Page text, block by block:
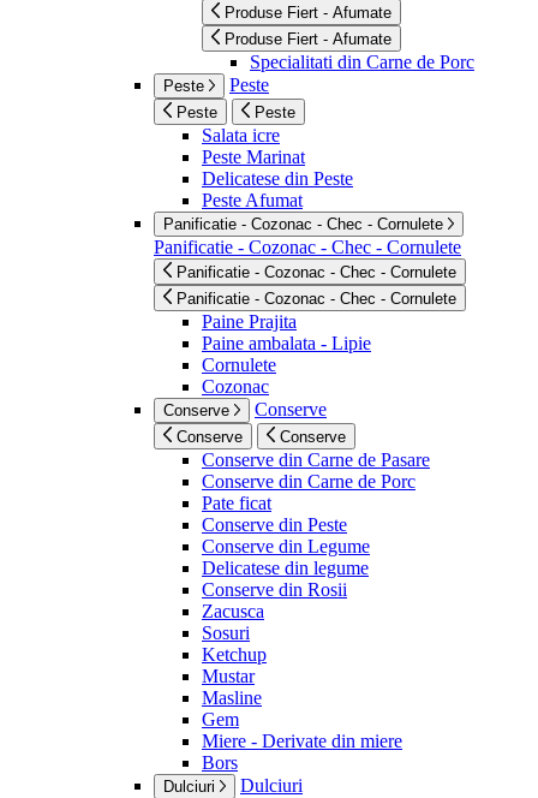
Produse Fiert - Afumate
Produse Fiert - Afumate
Specialitati din Carne de Porc
Peste Peste
Peste Peste
Salata icre
Peste Marinat
Delicatese din Peste
Peste Afumat
Panificatie - Cozonac - Chec - Cornulete
Panificatie - Cozonac - Chec - Cornulete
Panificatie - Cozonac - Chec - Cornulete
Panificatie - Cozonac - Chec - Cornulete
Paine Prajita
Paine ambalata - Lipie
Cornulete
Cozonac
Conserve Conserve
Conserve Conserve
Conserve din Carne de Pasare
Conserve din Carne de Porc
Pate ficat
Conserve din Peste
Conserve din Legume
Delicatese din legume
Conserve din Rosii
Zacusca
Sosuri
Ketchup
Mustar
Masline
Gem
Miere - Derivate din miere
Bors
Dulciuri Dulciuri